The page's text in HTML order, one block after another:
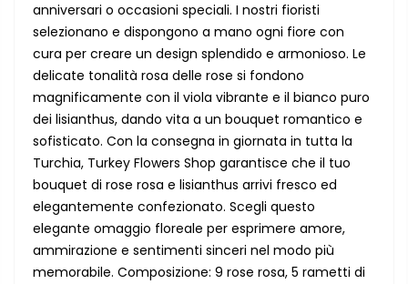
anniversari o occasioni speciali. I nostri fioristi
selezionano e dispongono a mano ogni fiore con
cura per creare un design splendido e armonioso. Le
delicate tonalità rosa delle rose si fondono
magnificamente con il viola vibrante e il bianco puro
dei lisianthus, dando vita a un bouquet romantico e
sofisticato. Con la consegna in giornata in tutta la
Turchia, Turkey Flowers Shop garantisce che il tuo
bouquet di rose rosa e lisianthus arrivi fresco ed
elegantemente confezionato. Scegli questo
elegante omaggio floreale per esprimere amore,
ammirazione e sentimenti sinceri nel modo più
memorabile. Composizione: 9 rose rosa, 5 rametti di